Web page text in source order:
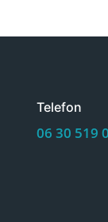
Telefon
06 30 519